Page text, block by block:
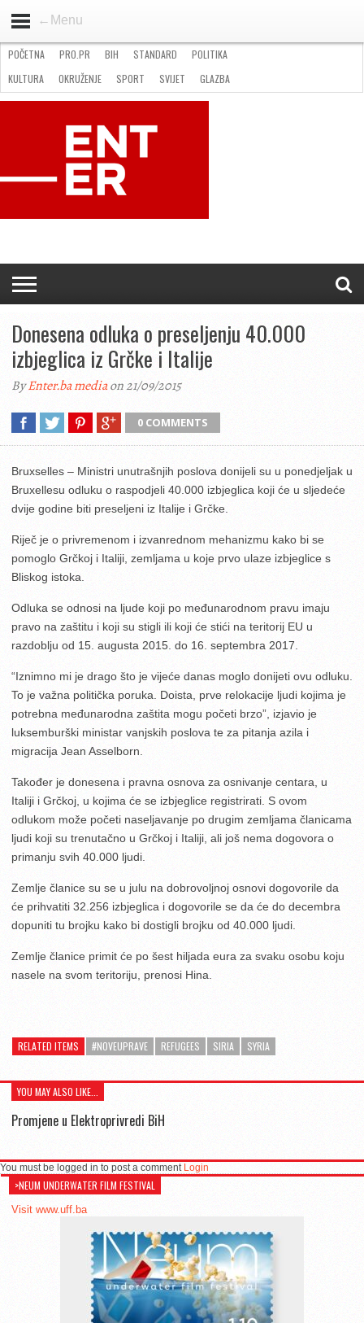
←Menu
STANDARD
GOSPODARSTVO
OKRUŽENJE
POČETNA PRO.PR BIH STANDARD
POLITIKA
KULTURA
OKRUŽENJE SPORT SVIJET
GLAZBA
NATJEČAJI
FILMING LOCATION IN BH KONTAKT
Donesena odluka o preseljenju 40.000
izbjeglica iz Grčke i Italije
ByEnter.ba mediaon 21/09/2015
0 COMMENTS
Bruxselles – Ministri unutrašnjih poslova donijeli su u ponedjeljak u
Bruxellesu odluku o raspodjeli 40.000 izbjeglica koji će u sljedeće
dvije godine biti preseljeni iz Italije i Grčke.
Riječ je o privremenom i izvanrednom mehanizmu kako bi se
pomoglo Grčkoj i Italiji, zemljama u koje prvo ulaze izbjeglice s
Bliskog istoka.
Odluka se odnosi na ljude koji po međunarodnom pravu imaju
pravo na zaštitu i koji su stigli ili koji će stići na teritorij EU u
razdoblju od 15. augusta 2015. do 16. septembra 2017.
“Iznimno mi je drago što je vijeće danas moglo donijeti ovu odluku.
To je važna politička poruka. Doista, prve relokacije ljudi kojima je
potrebna međunarodna zaštita mogu početi brzo”, izjavio je
luksemburški ministar vanjskih poslova te za pitanja azila i
migracija Jean Asselborn.
Također je donesena i pravna osnova za osnivanje centara, u
Italiji i Grčkoj, u kojima će se izbjeglice registrirati. S ovom
odlukom može početi naseljavanje po drugim zemljama članicama
ljudi koji su trenutačno u Grčkoj i Italiji, ali još nema dogovora o
primanju svih 40.000 ljudi.
Zemlje članice su se u julu na dobrovoljnoj osnovi dogovorile da
će prihvatiti 32.256 izbjeglica i dogovorile se da će do decembra
dopuniti tu brojku kako bi dostigli brojku od 40.000 ljudi.
Zemlje članice primit će po šest hiljada eura za svaku osobu koju
nasele na svom teritoriju, prenosi Hina.
RELATED ITEMS #NOVEUPRAVE REFUGEES SIRIA SYRIA
YOU MAY ALSO LIKE...
Promjene u Elektroprivredi BiH
You must be logged in to post a comment Login
>NEUM UNDERWATER FILM FESTIVAL
Visit www.uff.ba